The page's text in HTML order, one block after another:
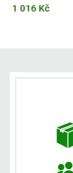
1 016 Kč